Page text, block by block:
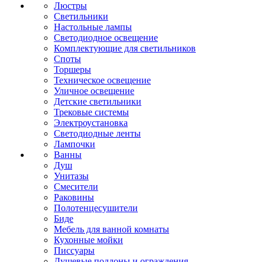
Люстры
Светильники
Настольные лампы
Светодиодное освещение
Комплектующие для светильников
Споты
Торшеры
Техническое освещение
Уличное освещение
Детские светильники
Трековые системы
Электроустановка
Светодиодные ленты
Лампочки
Ванны
Душ
Унитазы
Смесители
Раковины
Полотенцесушители
Биде
Мебель для ванной комнаты
Кухонные мойки
Писсуары